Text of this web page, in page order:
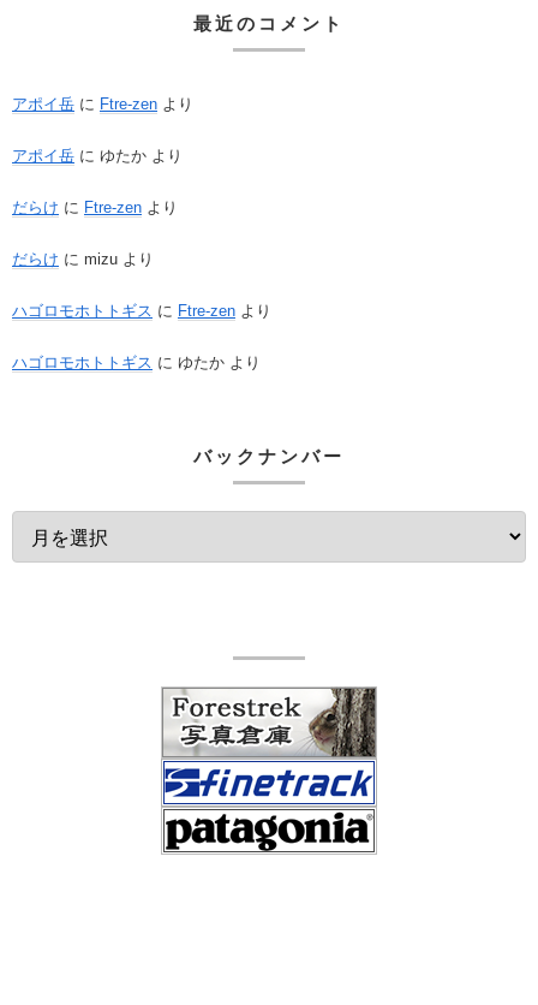
最近のコメント
アポイ岳 に Ftre-zen より
アポイ岳 に ゆたか より
だらけ に Ftre-zen より
だらけ に mizu より
ハゴロモホトトギス に Ftre-zen より
ハゴロモホトトギス に ゆたか より
バックナンバー